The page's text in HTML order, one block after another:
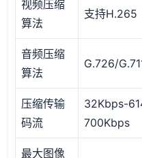
视频压缩
算法
支持H.265
音频压缩
算法
G.726/
压缩传输
码流
32Kbps-
700Kbps
最大图像